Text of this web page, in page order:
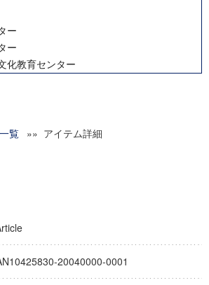
ー
ー
化教育センター
ーチインスティテュート
金研究成果報告書
ーディングプログラム「超成熟社会発展のサ
覧 »» アイテム詳細
20040000-0001